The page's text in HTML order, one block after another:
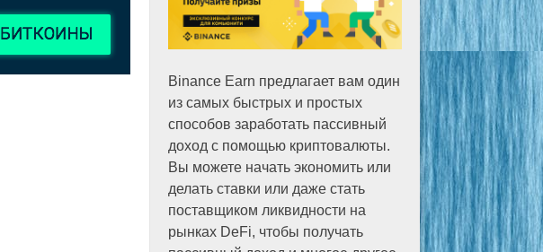
Binance Earn предлагает вам один
из самых быстрых и простых
способов заработать пассивный
доход с помощью криптовалюты.
Вы можете начать экономить или
делать ставки или даже стать
поставщиком ликвидности на
рынках DeFi, чтобы получать